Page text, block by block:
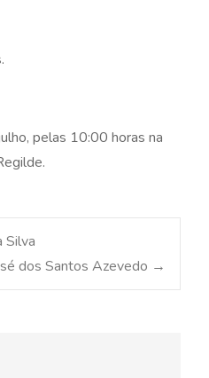
pelas 10:00 horas na
Silva
dos Santos Azevedo →